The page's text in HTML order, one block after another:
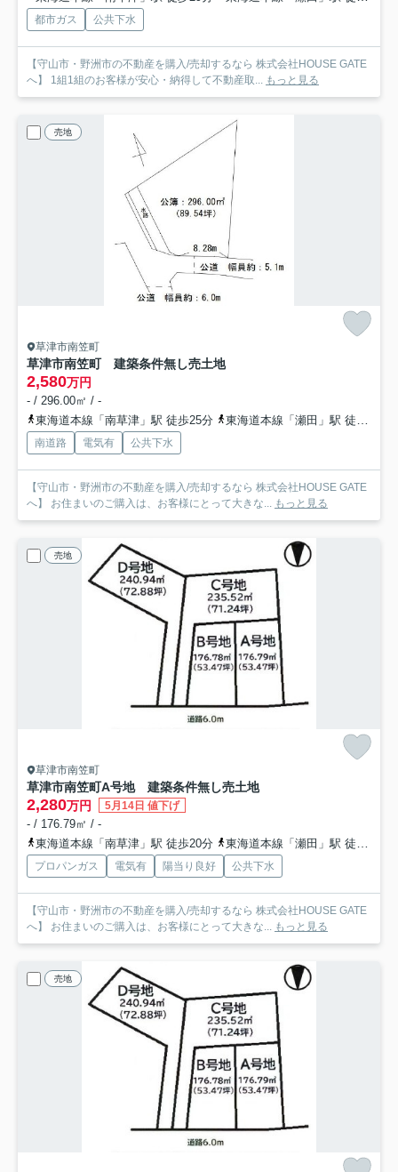
都市ガス 公共下水
【守山市・野洲市の不動産を購入/売却するなら 株式会社HOUSE GATE
へ】 1組1組のお客様が安心・納得して不動産取... もっと見る
売地
草津市南笠町
草津市南笠町 建築条件無し売土地
2,580万円
- / 296.00㎡ / -
東海道本線「南草津」駅 徒歩25分
東海道本線「瀬田」駅 徒歩27分
南道路 電気有 公共下水
【守山市・野洲市の不動産を購入/売却するなら 株式会社HOUSE GATE
へ】 お住まいのご購入は、お客様にとって大きな... もっと見る
売地
草津市南笠町
草津市南笠町A号地 建築条件無し売土地
2,280万円 5月14日 値下げ
- / 176.79㎡ / -
東海道本線「南草津」駅 徒歩20分
東海道本線「瀬田」駅 徒歩24分
プロパンガス 電気有 陽当り良好 公共下水
【守山市・野洲市の不動産を購入/売却するなら 株式会社HOUSE GATE
へ】 お住まいのご購入は、お客様にとって大きな... もっと見る
売地